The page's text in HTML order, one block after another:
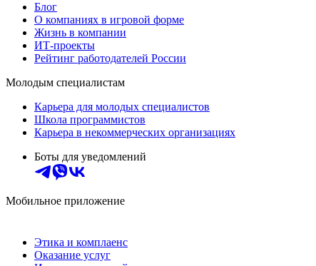
Блог
О компаниях в игровой форме
Жизнь в компании
ИТ-проекты
Рейтинг работодателей России
Молодым специалистам
Карьера для молодых специалистов
Школа программистов
Карьера в некоммерческих организациях
Боты для уведомлений
Мобильное приложение
Этика и комплаенс
Оказание услуг